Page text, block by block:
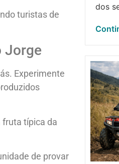
turistas de
Jorge
Experimente
fruta típica da
de provar
dos